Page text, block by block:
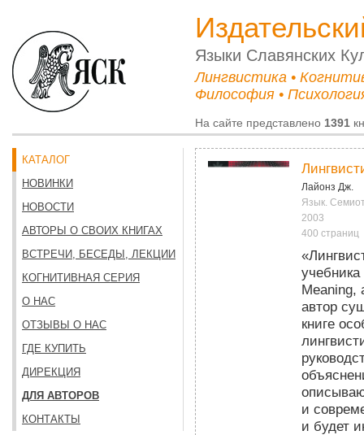
Языки Cлавянских
Лингвистика •
Философия •
На сайте представлено 1391
КАТАЛОГ
НОВИНКИ
НОВОСТИ
АВТОРЫ О СВОИХ КНИГАХ
ВСТРЕЧИ, БЕСЕДЫ, ЛЕКЦИИ
КОГНИТИВНАЯ СЕРИЯ
О НАС
ОТЗЫВЫ О НАС
ГДЕ КУПИТЬ
ДИРЕКЦИЯ
ДЛЯ АВТОРОВ
КОНТАКТЫ
Лайонз Дж.
Язык.
2003
400 страниц
Meaning,
автор
книге
и
и будет